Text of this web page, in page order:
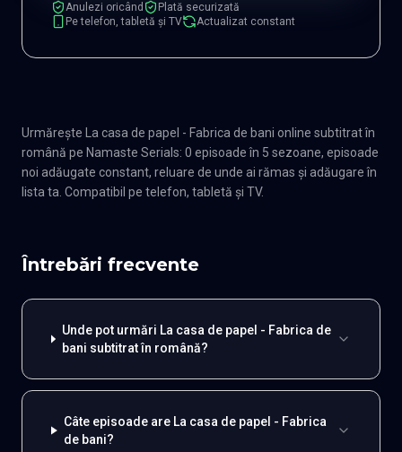
Anulezi oricând
Plată securizată
Pe telefon, tabletă și TV
Actualizat constant
Urmărește La casa de papel - Fabrica de bani online subtitrat în
română pe Namaste Serials: 0 episoade în 5 sezoane, episoade
noi adăugate constant, reluare de unde ai rămas și adăugare în
lista ta. Compatibil pe telefon, tabletă și TV.
Întrebări frecvente
Unde pot urmări La casa de papel - Fabrica de
bani subtitrat în română?
Câte episoade are La casa de papel - Fabrica
de bani?